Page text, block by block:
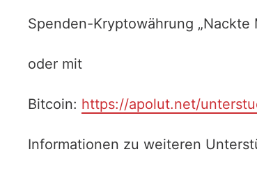
Spenden-Kryptowährung „Nackte
oder mit
Bitcoin: https://apolut.net/
Informationen zu weiteren